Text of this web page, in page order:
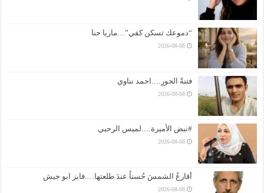
“دموعك تسكن كفي”…ماريا حنا
2026-08-08
فتنةُ الحورِ….احمد نناوي
2026-08-08
#نبض الأميرة….لميس الرحبي
2026-08-08
أقارعُ الشمسَ حُسناً عندَ طلعتها….فايز ابو جيش
2026-08-08